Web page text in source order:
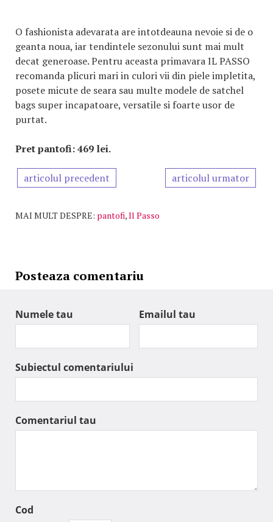
O fashionista adevarata are intotdeauna nevoie si de o
geanta noua, iar tendintele sezonului sunt mai mult
decat generoase. Pentru aceasta primavara IL PASSO
recomanda plicuri mari in culori vii din piele impletita,
posete micute de seara sau multe modele de satchel
bags super incapatoare, versatile si foarte usor de
purtat.
Pret pantofi: 469 lei.
articolul precedent articolul urmator
MAI MULT DESPRE: pantofi,Il Passo
Posteaza comentariu
Numele tau Emailul tau
Subiectul comentariului
Comentariul tau
Cod